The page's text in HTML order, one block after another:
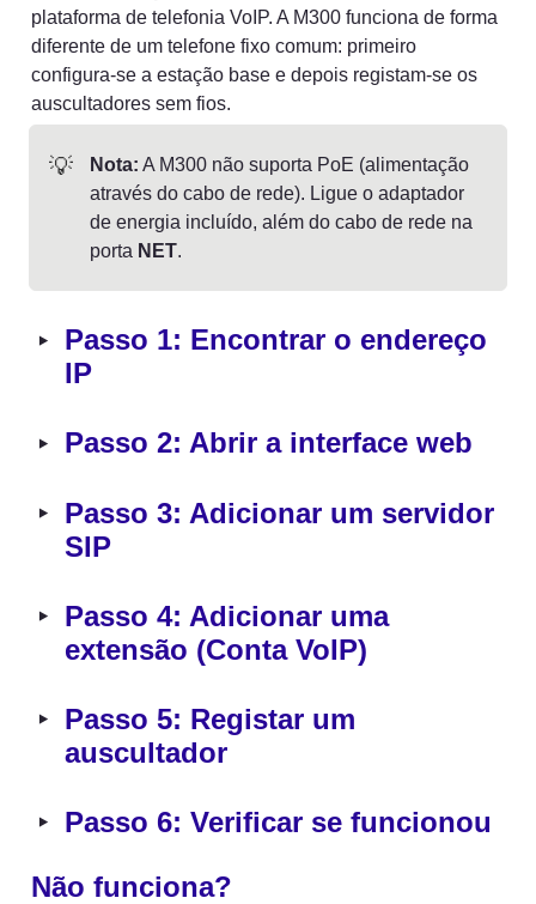
plataforma de telefonia VoIP. A M300 funciona de forma
diferente de um telefone fixo comum: primeiro
configura-se a estação base e depois registam-se os
auscultadores sem fios.
💡 Nota: A M300 não suporta PoE (alimentação
através do cabo de rede). Ligue o adaptador
de energia incluído, além do cabo de rede na
porta NET.
‣ Passo 1: Encontrar o endereço
IP
‣ Passo 2: Abrir a interface web
‣ Passo 3: Adicionar um servidor
SIP
‣ Passo 4: Adicionar uma
extensão (Conta VoIP)
‣ Passo 5: Registar um
auscultador
‣ Passo 6: Verificar se funcionou
Não funciona?